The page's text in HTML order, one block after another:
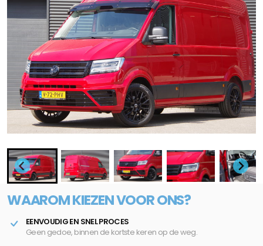
WAAROM KIEZEN VOOR ONS?
EENVOUDIG EN SNEL PROCES
Geen gedoe, binnen de kortste keren op de weg.